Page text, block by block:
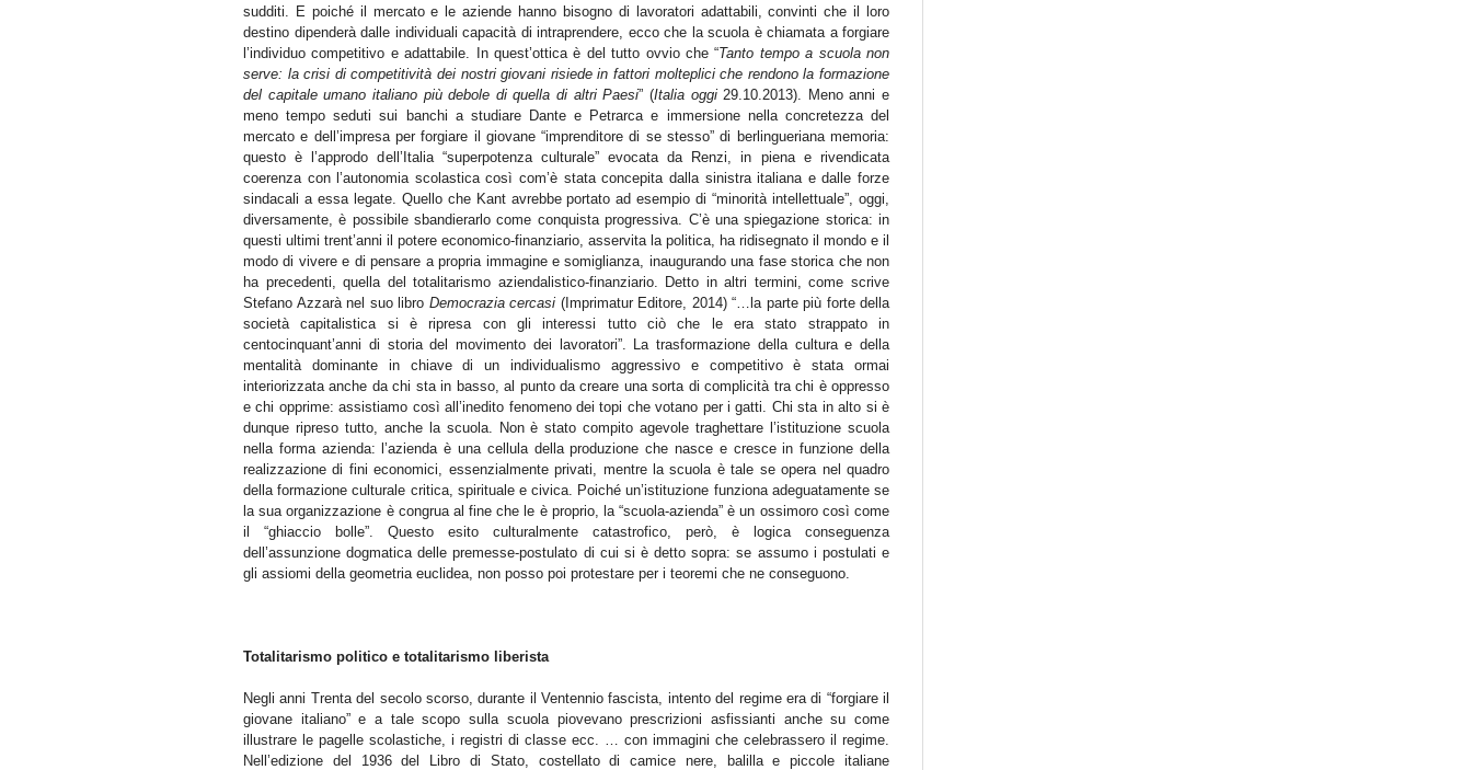
sudditi. E poiché il mercato e le aziende hanno bisogno di lavoratori adattabili, convinti che il loro
destino dipenderà dalle individuali capacità di intraprendere, ecco che la scuola è chiamata a forgiare
l’individuo competitivo e adattabile. In quest’ottica è del tutto ovvio che “Tanto tempo a scuola non
serve: la crisi di competitività dei nostri giovani risiede in fattori molteplici che rendono la formazione
del capitale umano italiano più debole di quella di altri Paesi” (Italia oggi29.10.2013). Meno anni e
meno tempo seduti sui banchi a studiare Dante e Petrarca e immersione nella concretezza del
mercato e dell’impresa per forgiare il giovane “imprenditore di se stesso” di berlingueriana memoria:
questo è l’approdo dell’Italia “superpotenza culturale” evocata da Renzi, in piena e rivendicata
coerenza con l’autonomia scolastica così com’è stata concepita dalla sinistra italiana e dalle forze
sindacali a essa legate. Quello che Kant avrebbe portato ad esempio di “minorità intellettuale”, oggi,
diversamente, è possibile sbandierarlo come conquista progressiva. C’è una spiegazione storica: in
questi ultimi trent’anni il potere economico-finanziario, asservita la politica, ha ridisegnato il mondo e il
modo di vivere e di pensare a propria immagine e somiglianza, inaugurando una fase storica che non
ha precedenti, quella del totalitarismo aziendalistico-finanziario. Detto in altri termini, come scrive
Stefano Azzarà nel suo libro Democrazia cercasi (Imprimatur Editore, 2014) “…la parte più forte della
società capitalistica si è ripresa con gli interessi tutto ciò che le era stato strappato in
centocinquant’anni di storia del movimento dei lavoratori”. La trasformazione della cultura e della
mentalità dominante in chiave di un individualismo aggressivo e competitivo è stata ormai
interiorizzata anche da chi sta in basso, al punto da creare una sorta di complicità tra chi è oppresso
e chi opprime: assistiamo così all’inedito fenomeno dei topi che votano per i gatti. Chi sta in alto si è
dunque ripreso tutto, anche la scuola. Non è stato compito agevole traghettare l’istituzione scuola
nella forma azienda: l’azienda è una cellula della produzione che nasce e cresce in funzione della
realizzazione di fini economici, essenzialmente privati, mentre la scuola è tale se opera nel quadro
della formazione culturale critica, spirituale e civica. Poiché un’istituzione funziona adeguatamente se
la sua organizzazione è congrua al fine che le è proprio, la “scuola-azienda” è un ossimoro così come
il “ghiaccio bolle”. Questo esito culturalmente catastrofico, però, è logica conseguenza
dell’assunzione dogmatica delle premesse-postulato di cui si è detto sopra: se assumo i postulati e
gli assiomi della geometria euclidea, non posso poi protestare per i teoremi che ne conseguono.
Totalitarismo politico e totalitarismo liberista
Negli anni Trenta del secolo scorso, durante il Ventennio fascista, intento del regime era di “forgiare il
giovane italiano” e a tale scopo sulla scuola piovevano prescrizioni asfissianti anche su come
illustrare le pagelle scolastiche, i registri di classe ecc. … con immagini che celebrassero il regime.
Nell’edizione del 1936 del Libro di Stato, costellato di camice nere, balilla e piccole italiane